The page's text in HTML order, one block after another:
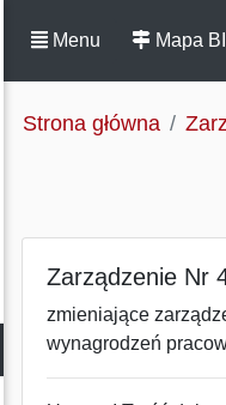
Menu Mapa
Strona główna
Zarządzenie Nr
zmieniające
wynagrodzeń